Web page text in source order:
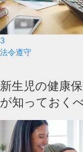
3
法令遵守
新生児の健康
が知っておく